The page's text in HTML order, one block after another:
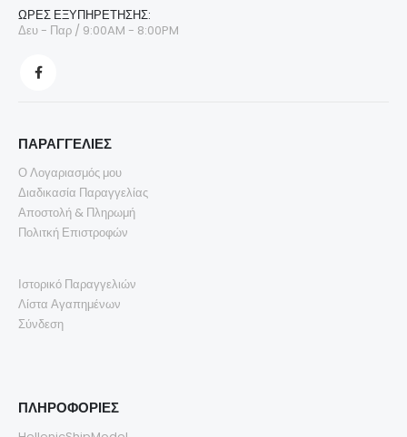
ΩΡΕΣ ΕΞΥΠΗΡΕΤΗΣΗΣ:
Δευ - Παρ / 9:00AM - 8:00PM
ΠΑΡΑΓΓΕΛΙΕΣ
Ο Λογαριασμός μου
Διαδικασία Παραγγελίας
Αποστολή & Πληρωμή
Πολιτκή Επιστροφών
Ιστορικό Παραγγελιών
Λίστα Αγαπημένων
Σύνδεση
ΠΛΗΡΟΦΟΡΙΕΣ